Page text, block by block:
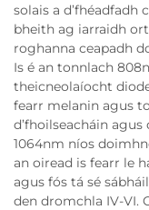
solais a
bheith ag iarraidh
roghanna ceapadh
Is é an tonnlach
theicneolaíocht
fearr melanin agus
d’fhoilseacháin
1064nm níos
an oiread is fearr le
agus fós tá sé
den dromchla IV-VI.